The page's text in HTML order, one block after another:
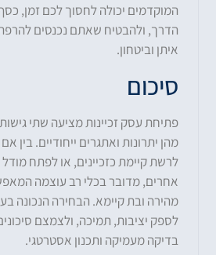
המוקדמים יכולה לחסוך לכם זמן,
הדרך, ולהבטיח שאתם נכנסים
איתן וביטחון.
סיכום
פתיחת עסק זכיינות מציעה שתי גישות
מהן יתרונות ואתגרים ייחודיים. בין
לרשת קיימת כזכיינים, או לפתח מודל
אחרים, מדובר בכלי רב עוצמה
מהירה ובת קיימא. הבחירה הנכונה
לספק יציבות, תמיכה, ולצמצם
בדיקה מעמיקה ותכנון אסטרטגי.